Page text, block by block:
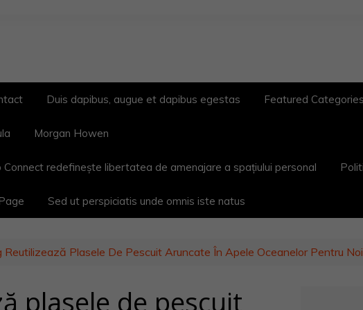
Duis dapibus, augue et dapibus egestas Featured Categories
Morgan Howen
Connect redefinește libertatea de amenajare a spațiului personal
Sed ut perspiciatis unde omnis iste natus
Reutilizează Plasele De Pescuit Aruncate În Apele Oceanelor Pentru
plasele de pescuit